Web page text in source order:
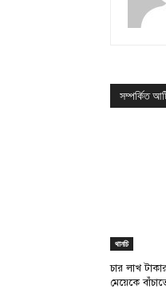
সম্পর্কিত
থানচি
চার লাখ
মেয়েকে